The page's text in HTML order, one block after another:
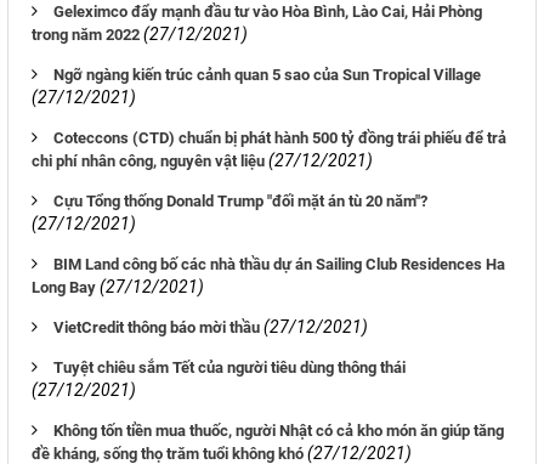
Geleximco đẩy mạnh đầu tư vào Hòa Bình, Lào Cai, Hải Phòng
trong năm 2022 (27/12/2021)
Ngỡ ngàng kiến trúc cảnh quan 5 sao của Sun Tropical Village
(27/12/2021)
Coteccons (CTD) chuẩn bị phát hành 500 tỷ đồng trái phiếu để trả
chi phí nhân công, nguyên vật liệu (27/12/2021)
Cựu Tổng thống Donald Trump "đối mặt án tù 20 năm"?
(27/12/2021)
BIM Land công bố các nhà thầu dự án Sailing Club Residences Ha
Long Bay (27/12/2021)
VietCredit thông báo mời thầu (27/12/2021)
Tuyệt chiêu sắm Tết của người tiêu dùng thông thái
(27/12/2021)
Không tốn tiền mua thuốc, người Nhật có cả kho món ăn giúp tăng
đề kháng, sống thọ trăm tuổi không khó (27/12/2021)